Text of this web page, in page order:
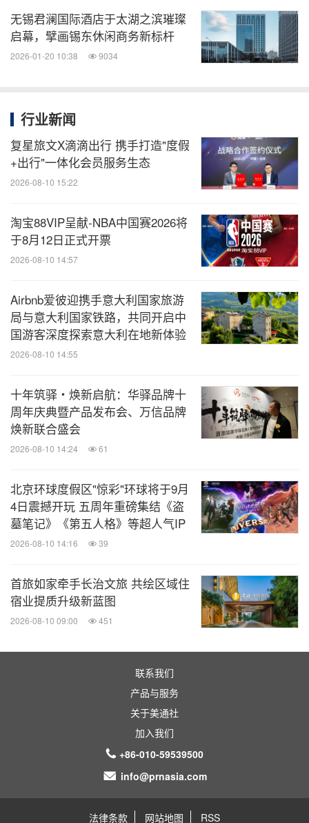
无锡君澜国际酒店于太湖之滨璀璨
启幕，擘画锡东休闲商务新标杆
2026-01-20 10:38 9034
行业新闻
复星旅文X滴滴出行 携手打造"度假
+出行"一体化会员服务生态
2026-08-10 15:22
淘宝88VIP呈献-NBA中国赛2026将
于8月12日正式开票
2026-08-10 14:57
Airbnb爱彼迎携手意大利国家旅游
局与意大利国家铁路，共同开启中
国游客深度探索意大利在地新体验
2026-08-10 14:55
十年筑驿・焕新启航：华驿品牌十
周年庆典暨产品发布会、万信品牌
焕新联合盛会
2026-08-10 14:24 61
北京环球度假区"惊彩"环球将于9月
4日震撼开玩 五周年重磅集结《盗
墓笔记》《第五人格》等超人气IP
2026-08-10 14:16 39
首旅如家牵手长治文旅 共绘区域住
宿业提质升级新蓝图
2026-08-10 09:00 451
联系我们
产品与服务
关于美通社
加入我们
+86-010-59539500
info@prnasia.com
法律条款 网站地图 RSS